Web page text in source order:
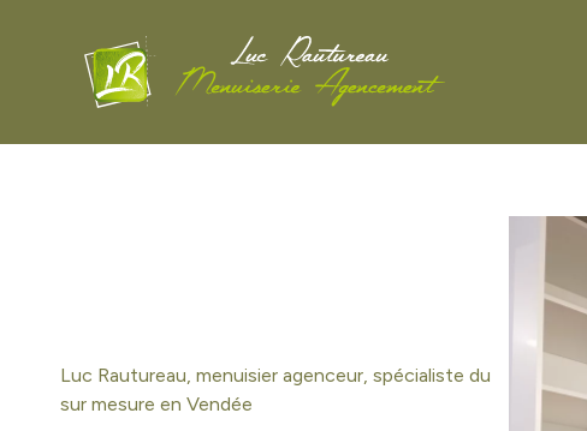
Luc Rautureau, menuisier agenceur, spécialiste du
sur mesure en Vendée